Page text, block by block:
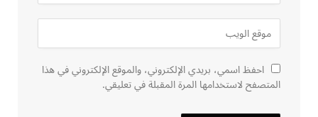
احفظ اسمي، بريدي الإلكتروني، والموقع الإلكتروني في هذا
المتصفح لاستخدامها المرة المقبلة في تعليقي.